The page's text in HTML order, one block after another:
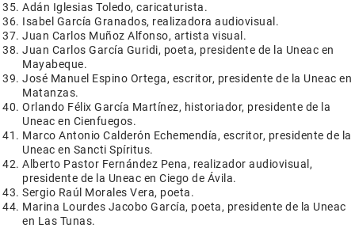
Adán Iglesias Toledo, caricaturista.
Isabel García Granados, realizadora audiovisual.
Juan Carlos Muñoz Alfonso, artista visual.
Juan Carlos García Guridi, poeta, presidente de la Uneac en
Mayabeque.
José Manuel Espino Ortega, escritor, presidente de la Uneac en
Matanzas.
Orlando Félix García Martínez, historiador, presidente de la
Uneac en Cienfuegos.
Marco Antonio Calderón Echemendía, escritor, presidente de la
Uneac en Sancti Spíritus.
Alberto Pastor Fernández Pena, realizador audiovisual,
presidente de la Uneac en Ciego de Ávila.
Sergio Raúl Morales Vera, poeta.
Marina Lourdes Jacobo García, poeta, presidente de la Uneac
en Las Tunas.